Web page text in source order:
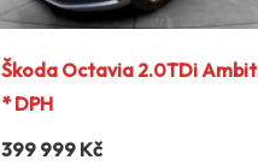
Škoda Octavia 2.0TDi
* DPH
399 999 Kč